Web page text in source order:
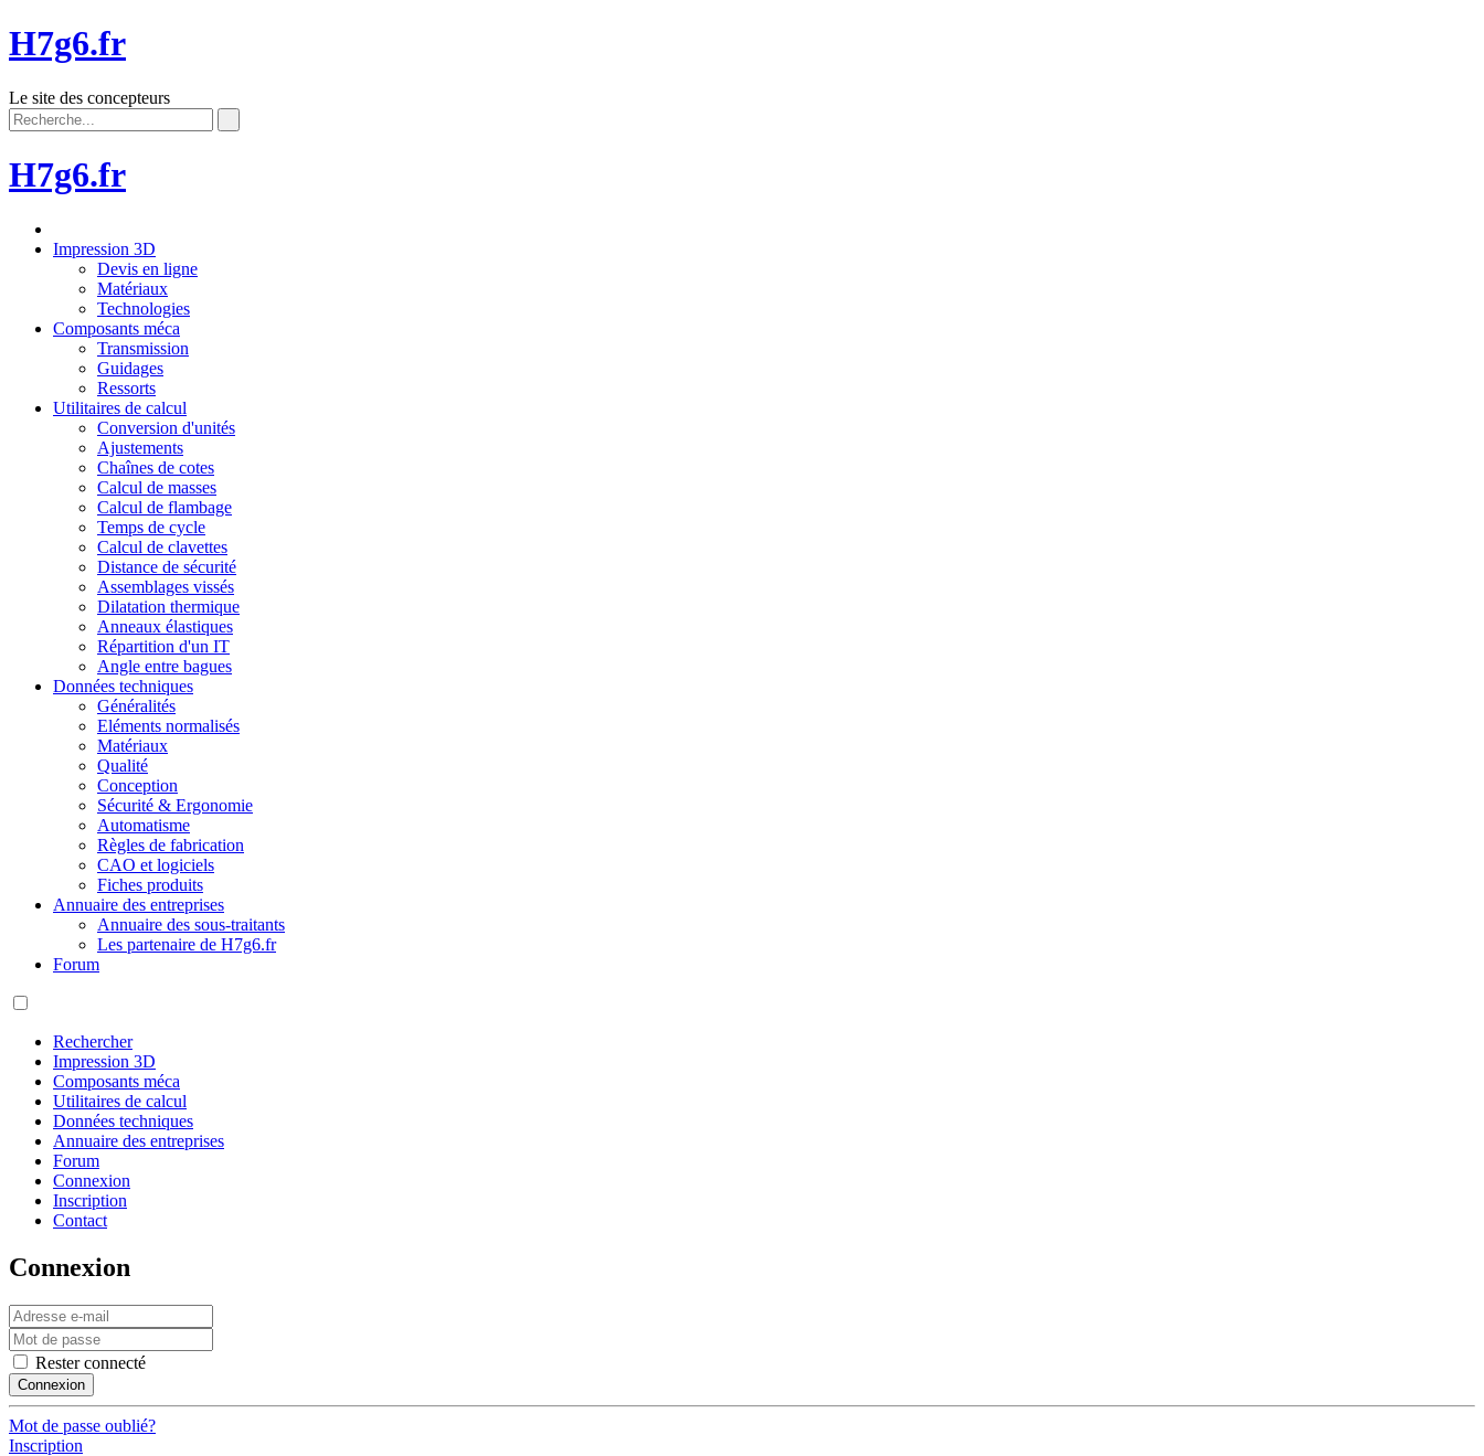
H7g6.fr
Le site des concepteurs
H7g6.fr
Impression 3D
Devis en ligne
Matériaux
Technologies
Composants méca
Transmission
Guidages
Ressorts
Utilitaires de calcul
Conversion d'unités
Ajustements
Chaînes de cotes
Calcul de masses
Calcul de flambage
Temps de cycle
Calcul de clavettes
Distance de sécurité
Assemblages vissés
Dilatation thermique
Anneaux élastiques
Répartition d'un IT
Angle entre bagues
Données techniques
Généralités
Eléments normalisés
Matériaux
Qualité
Conception
Sécurité & Ergonomie
Automatisme
Règles de fabrication
CAO et logiciels
Fiches produits
Annuaire des entreprises
Annuaire des sous-traitants
Les partenaire de H7g6.fr
Forum
Rechercher
Impression 3D
Composants méca
Utilitaires de calcul
Données techniques
Annuaire des entreprises
Forum
Connexion
Inscription
Contact
Connexion
Rester connecté
Connexion
Mot de passe oublié?
Inscription